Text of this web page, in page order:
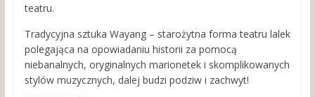
teatru.
Tradycyjna sztuka Wayang – starożytna forma teatru lalek
polegająca na opowiadaniu historii za pomocą
niebanalnych, oryginalnych marionetek i skomplikowanych
stylów muzycznych, dalej budzi podziw i zachwyt!